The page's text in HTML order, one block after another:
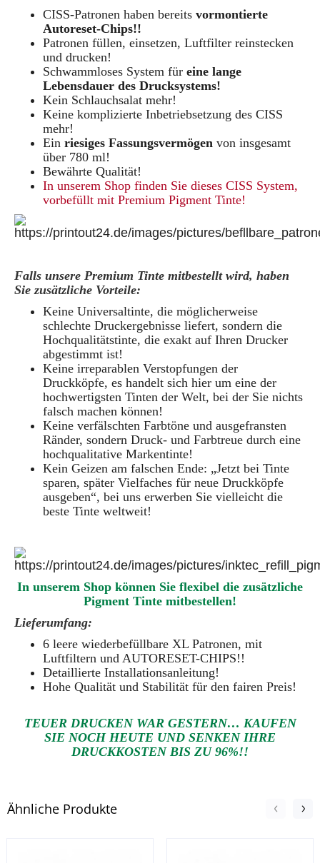
CISS-Patronen haben bereits vormontierte
Autoreset-Chips!!
Patronen füllen, einsetzen, Luftfilter reinstecken
und drucken!
Schwammloses System für eine lange
Lebensdauer des Drucksystems!
Kein Schlauchsalat mehr!
Keine komplizierte Inbetriebsetzung des CISS
mehr!
Ein riesiges Fassungsvermögen von insgesamt
über 780 ml!
Bewährte Qualität!
In unserem Shop finden Sie dieses CISS System,
vorbefüllt mit Premium Pigment Tinte!
Falls unsere Premium Tinte mitbestellt wird, haben
Sie zusätzliche Vorteile:
Keine Universaltinte, die möglicherweise
schlechte Druckergebnisse liefert, sondern die
Hochqualitätstinte, die exakt auf Ihren Drucker
abgestimmt ist!
Keine irreparablen Verstopfungen der
Druckköpfe, es handelt sich hier um eine der
hochwertigsten Tinten der Welt, bei der Sie nichts
falsch machen können!
Keine verfälschten Farbtöne und ausgefransten
Ränder, sondern Druck- und Farbtreue durch eine
hochqualitative Markentinte!
Kein Geizen am falschen Ende: „Jetzt bei Tinte
sparen, später Vielfaches für neue Druckköpfe
ausgeben“, bei uns erwerben Sie vielleicht die
beste Tinte weltweit!
In unserem Shop können Sie flexibel die zusätzliche
Pigment Tinte mitbestellen!
Lieferumfang:
6 leere wiederbefüllbare XL Patronen, mit
Luftfiltern und AUTORESET-CHIPS!!
Detaillierte Installationsanleitung!
Hohe Qualität und Stabilität für den fairen Preis!
TEUER DRUCKEN WAR GESTERN… KAUFEN
SIE NOCH HEUTE UND SENKEN IHRE
DRUCKKOSTEN BIS ZU 96%!!
Ähnliche Produkte